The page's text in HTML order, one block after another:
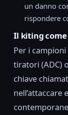
un danno
rispondere
Il kiting come
Per i
tiratori (ADC)
chiave
nell’attaccare